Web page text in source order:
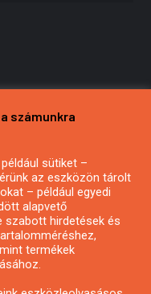
számunkra
sütiket –
az eszközön tárolt
– például egyedi
alapvető
szabott hirdetések és
termékek